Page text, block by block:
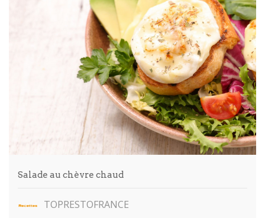
Salade au chèvre chaud
TOPRESTOFRANCE